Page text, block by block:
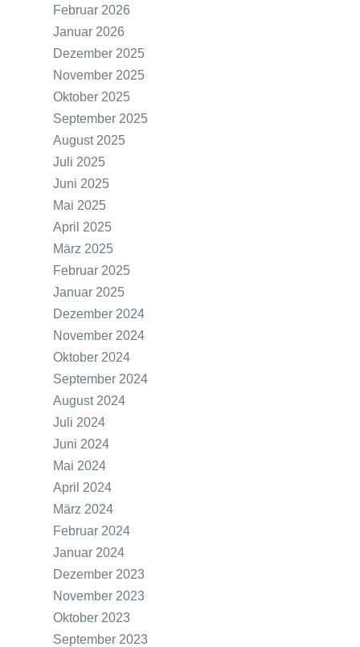
Februar 2026
Januar 2026
Dezember 2025
November 2025
Oktober 2025
September 2025
August 2025
Juli 2025
Juni 2025
Mai 2025
April 2025
März 2025
Februar 2025
Januar 2025
Dezember 2024
November 2024
Oktober 2024
September 2024
August 2024
Juli 2024
Juni 2024
Mai 2024
April 2024
März 2024
Februar 2024
Januar 2024
Dezember 2023
November 2023
Oktober 2023
September 2023